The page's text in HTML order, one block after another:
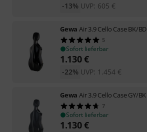
UVP: 605 €
-13%
Gewa Air 3.9 Cello Case BK/BD
5
Sofort lieferbar
1.130€
UVP: 1.454 €
-22%
Gewa Air 3.9 Cello Case GY/BK
7
Sofort lieferbar
1.130€